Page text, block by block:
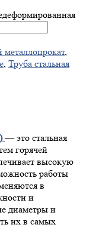
,
, Труба стальная
— это стальная
горячей
высокую
работы
в
и
диаметры и
их в самых